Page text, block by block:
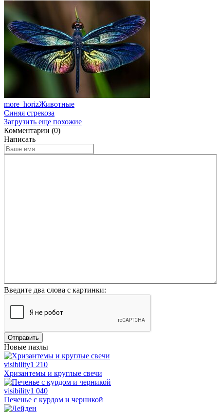
more_horizЖивотные
Синяя стрекоза
Загрузить еще похожие
Комментарии (0)
Написать
Введите два слова с картинки:
Отправить
Новые пазлы
visibility1 210
Хризантемы и круглые свечи
visibility1 040
Печенье с курдом и черникой